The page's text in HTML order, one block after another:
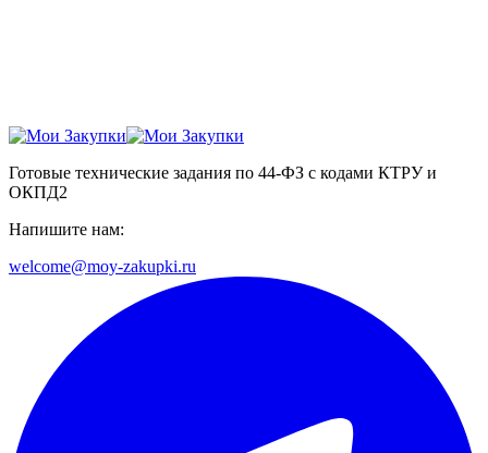
Готовые технические задания по 44-ФЗ с кодами КТРУ и
ОКПД2
Напишите нам:
welcome@moy-zakupki.ru